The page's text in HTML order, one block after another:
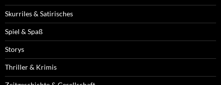
Skurriles & Satirisches
Spiel & Spaß
Storys
Thriller & Krimis